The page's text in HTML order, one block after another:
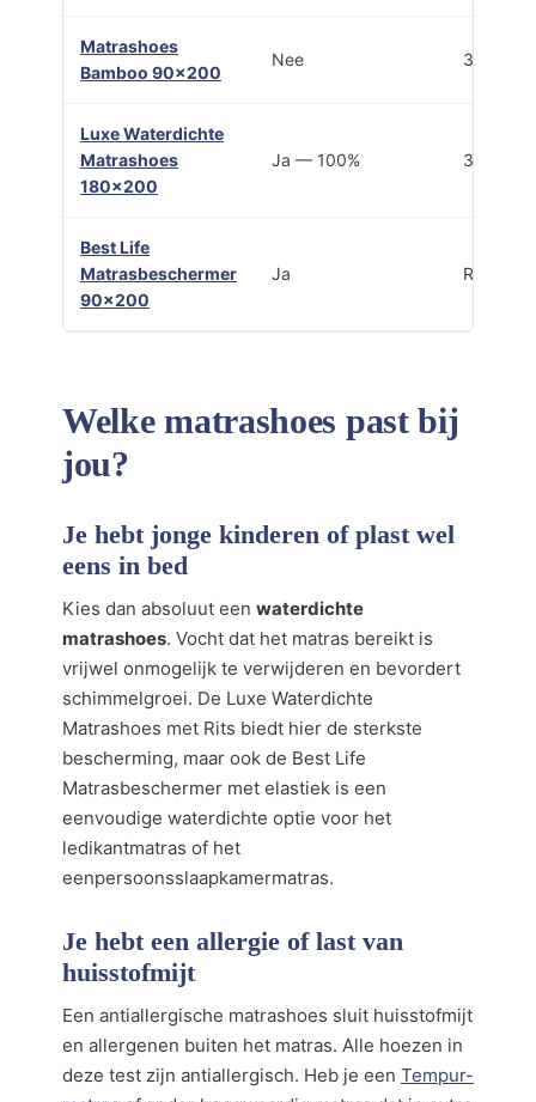
Matrashoes
Bamboo 90×200
Nee 3-zijdige
Luxe Waterdichte
Matrashoes
180×200
Ja — 100% 3-zijdige
Best Life
Matrasbeschermer
90×200
Ja Rondom
Welke matrashoes past bij
jou?
Je hebt jonge kinderen of plast wel
eens in bed
Kies dan absoluut een waterdichte
matrashoes. Vocht dat het matras bereikt is
vrijwel onmogelijk te verwijderen en bevordert
schimmelgroei. De Luxe Waterdichte
Matrashoes met Rits biedt hier de sterkste
bescherming, maar ook de Best Life
Matrasbeschermer met elastiek is een
eenvoudige waterdichte optie voor het
ledikantmatras of het
eenpersoonsslaapkamermatras.
Je hebt een allergie of last van
huisstofmijt
Een antiallergische matrashoes sluit huisstofmijt
en allergenen buiten het matras. Alle hoezen in
deze test zijn antiallergisch. Heb je een Tempur-